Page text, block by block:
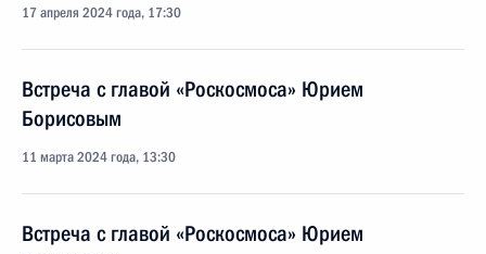
17 апреля 2024 года, 17:30
Встреча с главой «Роскосмоса» Юрием
Борисовым
11 марта 2024 года, 13:30
Встреча с главой «Роскосмоса» Юрием